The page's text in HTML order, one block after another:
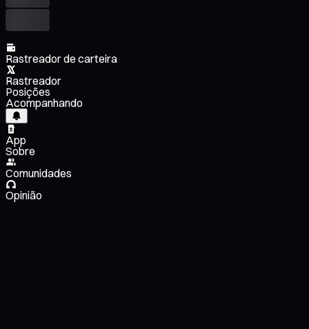
Rastreador de carteira
Rastreador
Posições
Acompanhando
App
Sobre
Comunidades
Opinião